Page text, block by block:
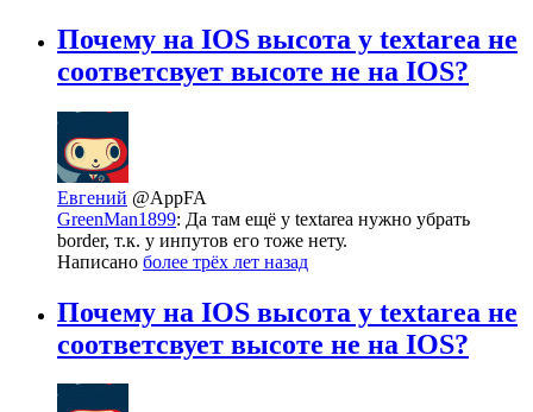
Почему на IOS высота у textarea не
соответсвует высоте не на IOS?
Евгений @AppFA
GreenMan1899: Да там ещё у textarea нужно убрать
border, т.к. у инпутов его тоже нету.
Написано более трёх лет назад
Почему на IOS высота у textarea не
соответсвует высоте не на IOS?